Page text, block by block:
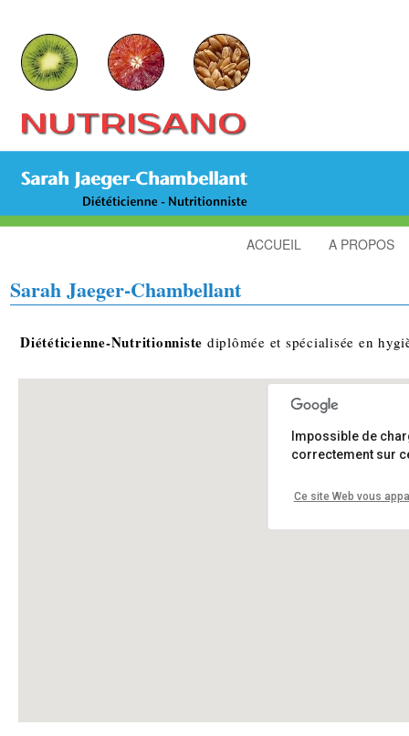
ACCUEIL A PROPOS
Sarah Jaeger-Chambellant
Diététicienne-Nutritionniste diplômée et spécialisée en
Sarah
Impossible de
correctement sur
Ce site Web vous